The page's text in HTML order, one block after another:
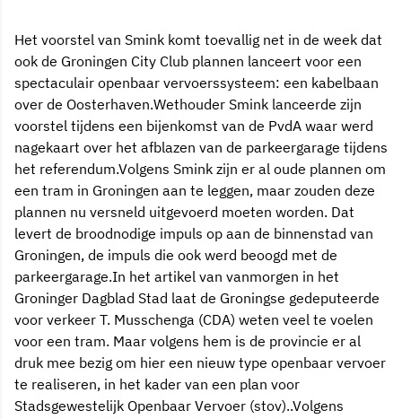
Het voorstel van Smink komt toevallig net in de week dat
ook de Groningen City Club plannen lanceert voor een
spectaculair openbaar vervoerssysteem: een kabelbaan
over de Oosterhaven.Wethouder Smink lanceerde zijn
voorstel tijdens een bijenkomst van de PvdA waar werd
nagekaart over het afblazen van de parkeergarage tijdens
het referendum.Volgens Smink zijn er al oude plannen om
een tram in Groningen aan te leggen, maar zouden deze
plannen nu versneld uitgevoerd moeten worden. Dat
levert de broodnodige impuls op aan de binnenstad van
Groningen, de impuls die ook werd beoogd met de
parkeergarage.In het artikel van vanmorgen in het
Groninger Dagblad Stad laat de Groningse gedeputeerde
voor verkeer T. Musschenga (CDA) weten veel te voelen
voor een tram. Maar volgens hem is de provincie er al
druk mee bezig om hier een nieuw type openbaar vervoer
te realiseren, in het kader van een plan voor
Stadsgewestelijk Openbaar Vervoer (stov)..Volgens